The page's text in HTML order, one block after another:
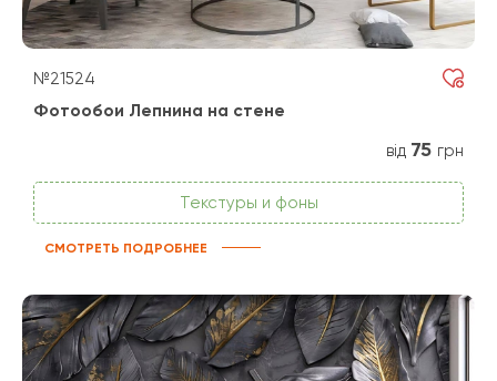
№21524
Фотообои Лепнина на стене
від 75 грн
Текстуры и фоны
СМОТРЕТЬ ПОДРОБНЕЕ